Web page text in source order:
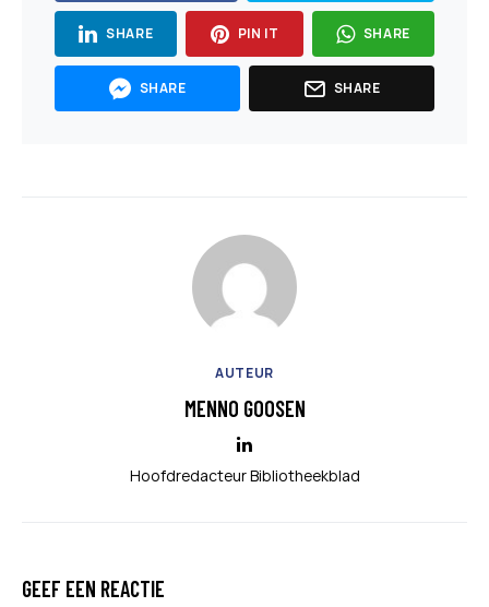
SHARE PIN IT SHARE
SHARE SHARE
AUTEUR
MENNO GOOSEN
Hoofdredacteur Bibliotheekblad
GEEF EEN REACTIE